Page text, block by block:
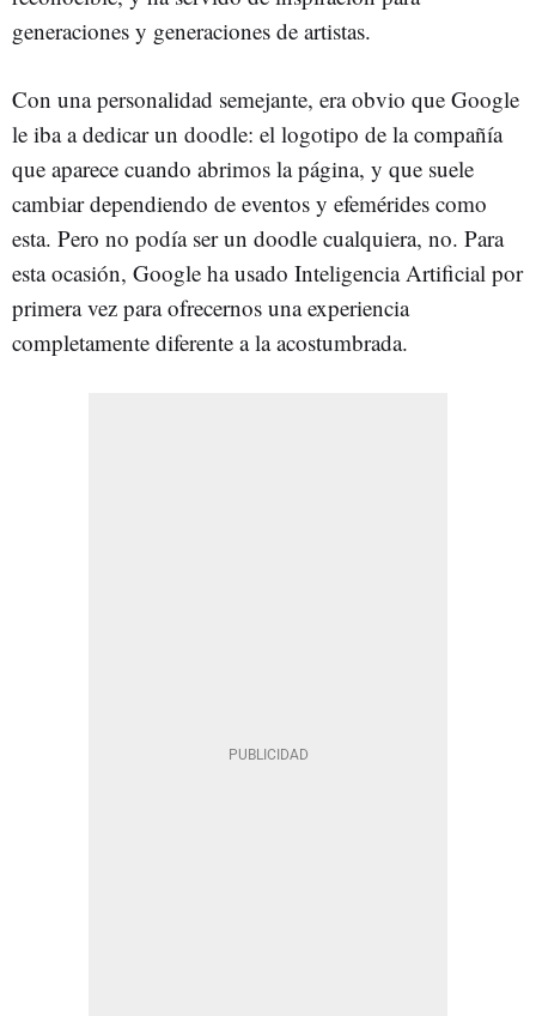
generaciones y generaciones de artistas.
Con una personalidad semejante, era obvio que Google
le iba a dedicar un doodle: el logotipo de la compañía
que aparece cuando abrimos la página, y que suele
cambiar dependiendo de eventos y efemérides como
esta. Pero no podía ser un doodle cualquiera, no. Para
esta ocasión, Google ha usado Inteligencia Artificial por
primera vez para ofrecernos una experiencia
completamente diferente a la acostumbrada.